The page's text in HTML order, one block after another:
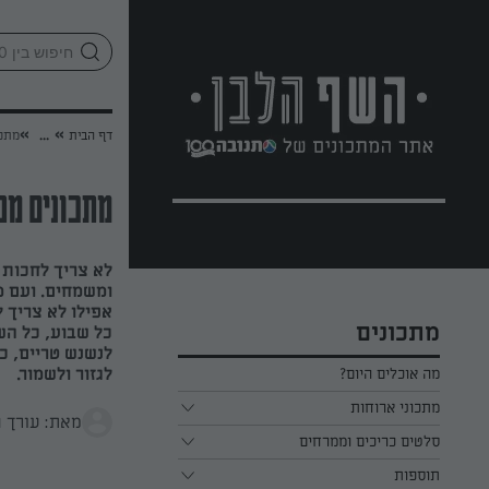
מתכונים
מה אוכלים היום?
מתכוני ארוחות
ארוחת בוקר
ארוחת צהריים
סלטים כריכים וממרחים
כל הסלטים כריכים וממרחים
תוספות
דף הבית »
...
»
מתכונים
לא צריך
ומשמחים. ועם
אפילו לא
כל שבוע, כל
לנשנש טריים,
לגזור ולשמור.
מאת: עורך